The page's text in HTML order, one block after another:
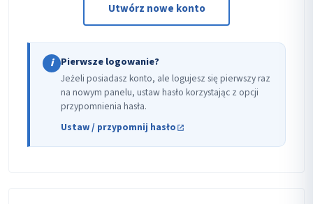
Utwórz nowe konto
i Pierwsze logowanie?
Jeżeli posiadasz konto, ale logujesz się pierwszy raz
na nowym panelu, ustaw hasło korzystając z opcji
przypomnienia hasła.
Ustaw / przypomnij hasło